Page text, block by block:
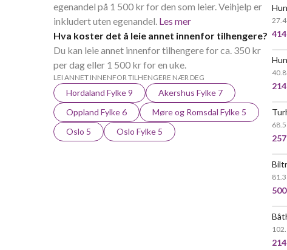
egenandel på 1 500 kr for den som leier. Veihjelp er
inkludert uten egenandel. Les mer
Hva koster det å leie annet innenfor tilhengere?
Du kan leie annet innenfor tilhengere for ca. 350 kr
per dag eller 1 500 kr for en uke.
LEI ANNET INNENFOR TILHENGERE NÆR DEG
Hordaland Fylke 9
Akershus Fylke 7
Oppland Fylke 6
Møre og Romsdal Fylke 5
Oslo 5
Oslo Fylke 5